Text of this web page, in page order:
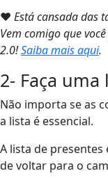
❤ Está cansada das
Vem comigo que
2.0!Saiba mais aqui.
2- Faça uma
Não importa se as
a lista é essencial.
A lista de
de voltar para o